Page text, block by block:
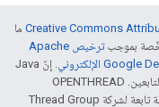
ما
بموجب
ترخيص Apache
. إنّ Java
هي علامة تجارية مسجَّلة لشركة Oracle و/أو شركائها التابعين. ‫OPENTHREAD
والعلامات التجارية ذات الصلة هي علامات تجارية مسجّلة تابعة لشركة Thread Group